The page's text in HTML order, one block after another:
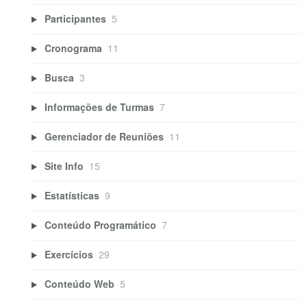
Participantes 5
Cronograma 11
Busca 3
Informações de Turmas 7
Gerenciador de Reuniões 11
Site Info 15
Estatísticas 9
Conteúdo Programático 7
Exercícios 29
Conteúdo Web 5